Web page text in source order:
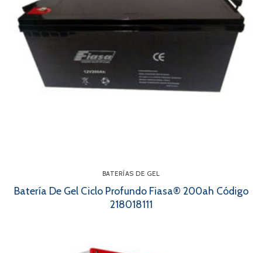
BATERÍAS DE GEL
Batería De Gel Ciclo Profundo Fiasa® 200ah Código
218018111